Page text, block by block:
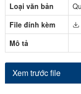
Loại văn bản
File đính kèm
Mô tả
Xem trước file